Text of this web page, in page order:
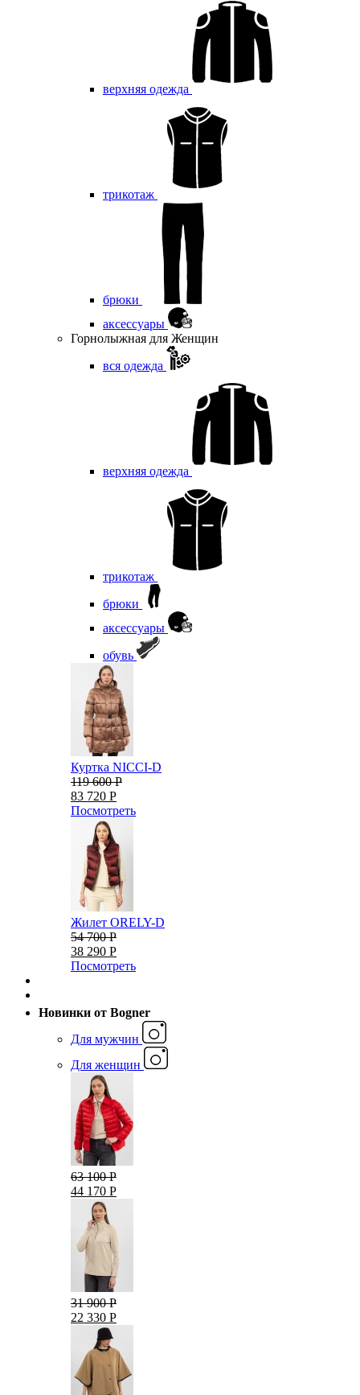
верхняя одежда
трикотаж
брюки
аксессуары
Горнолыжная для Женщин
вся одежда
верхняя одежда
трикотаж
брюки
аксессуары
обувь
Куртка NICCI-D
119 600 Р
83 720 Р
Посмотреть
Жилет ORELY-D
54 700 Р
38 290 Р
Посмотреть
Новинки от Bogner
Для мужчин
Для женщин
63 100 Р
44 170 Р
31 900 Р
22 330 Р